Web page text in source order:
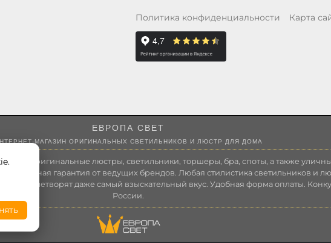
Политика конфиденциальности Карта
ЕВРОПА СВЕТ
МАГАЗИН ОРИГИНАЛЬНЫХ СВЕТИЛЬНИКОВ И ЛЮСТР ДЛЯ ДОМА
оригинальные люстры, светильники, торшеры, бра, споты, а также
гарантия от ведущих брендов. Любая стилистика светильников и
удовлетворят даже самый взыскательный вкус. Удобная форма оплаты.
России.